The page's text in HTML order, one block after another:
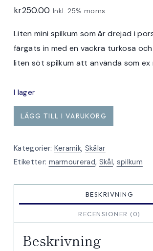
kr250.00 Inkl. 25% moms
Liten mini spilkum som är drejad i
färgats in med en vackra turkosa
liten söt spilkum att använda som ex
I lager
mini
spilkum
mängd
LÄGG TILL I VARUKORG
Kategorier: Keramik, Skålar
Etiketter: marmourerad, Skål, spilkum
BESKRIVNING
RECENSIONER (0)
Beskrivning